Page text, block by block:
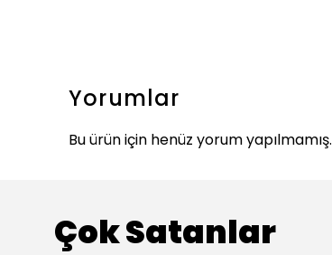
Yorumlar
Bu ürün için henüz yorum yapılmamış.
Çok Satanlar